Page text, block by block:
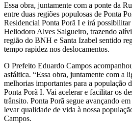
Essa obra, juntamente com a ponte da
entre duas regiões populosas de Ponta
Residencial Ponta Porã I e irá
Heliodoro Alves Salgueiro, trazendo
região do BNH e Santa Izabel sentido
tempo rapidez nos deslocamentos.
O Prefeito Eduardo Campos
asfáltica. “Essa obra, juntamente com a
melhorias importantes para a população
Ponta Porã I. Vai acelerar e facilitar os
trânsito. Ponta Porã segue avançando
levar qualidade de vida à nossa
Campos.